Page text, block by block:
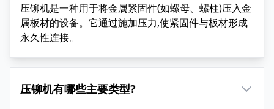
压铆机是一种用于将金属紧固件(如螺母、螺柱)压入金
属板材的设备。它通过施加压力,使紧固件与板材形成
永久性连接。
压铆机有哪些主要类型?